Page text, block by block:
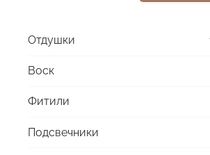
Отдушки
Воск
Фитили
Подсвечники